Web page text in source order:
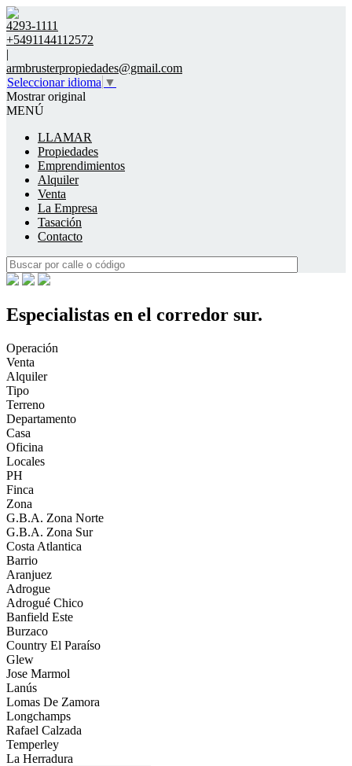
4293-1111
+5491144112572
|
armbrusterpropiedades@gmail.com
Seleccionar idioma ▼
Mostrar original
MENÚ
LLAMAR
Propiedades
Emprendimientos
Alquiler
Venta
La Empresa
Tasación
Contacto
Especialistas en el corredor sur.
Operación
Venta
Alquiler
Tipo
Terreno
Departamento
Casa
Oficina
Locales
PH
Finca
Zona
G.B.A. Zona Norte
G.B.A. Zona Sur
Costa Atlantica
Barrio
Aranjuez
Adrogue
Adrogué Chico
Banfield Este
Burzaco
Country El Paraíso
Glew
Jose Marmol
Lanús
Lomas De Zamora
Longchamps
Rafael Calzada
Temperley
La Herradura